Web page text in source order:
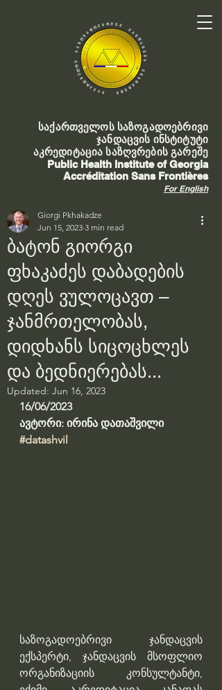
საქართველოს საზოგადოებრივი
ჯანდაცვის ინსტიტუტი
აკრედიტაცია საზღვრების გარეშე
Public Health Institute of Georgia
Accréditation Sans Frontières
For English
ბატონ გიორგი
ფხაკაძეს დაბადების
დღეს ვულოცავთ –
ჯანმრთელობას,
დიდხანს სიცოცხლეს
და ბედნიერებას...
Giorgi Pkhakadze
Jun 15, 2023 3 min read
Updated: Jun 16, 2023
16/06/2023
ავტორი: ირინა დათაშვილი
#datashvil
საზოგადოებრივი ჯანდაცვის
ექსპერტი, ჯანდაცვის მსოფლიო
ორგანიზაციის კონსულტანტი,